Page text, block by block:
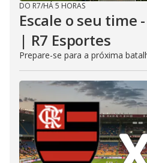
DO R7/HÁ 5 HORAS
Escale o seu time
| R7 Esportes
Prepare-se para a próxima